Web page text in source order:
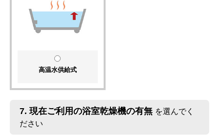
高温水供給式
7. 現在ご利用の浴室乾燥機の有無 を選んでく
ださい